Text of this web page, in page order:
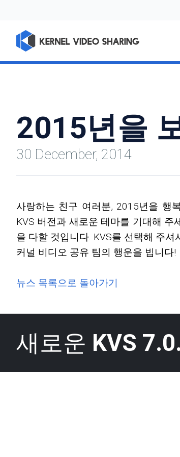
2015년을
30 December, 2014
사랑하는 친구 여러분, 2015년을 행
KVS 버전과 새로운 테마를 기대해
을 다할 것입니다. KVS를 선택해 주
커널 비디오 공유 팀의 행운을 빕니다!
뉴스 목록으로 돌아가기
새로운 KVS